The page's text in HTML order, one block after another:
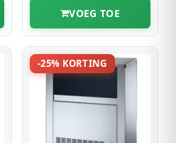
VOEG TOE
-25% KORTING